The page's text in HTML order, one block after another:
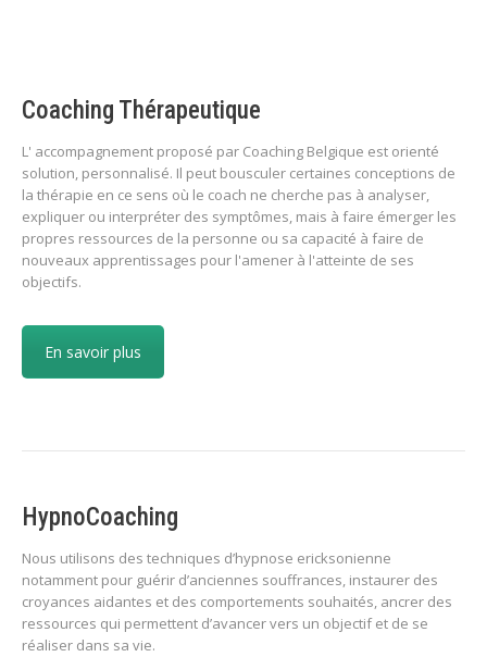
Coaching Thérapeutique
L' accompagnement proposé par Coaching Belgique est orienté
solution, personnalisé. Il peut bousculer certaines conceptions de
la thérapie en ce sens où le coach ne cherche pas à analyser,
expliquer ou interpréter des symptômes, mais à faire émerger les
propres ressources de la personne ou sa capacité à faire de
nouveaux apprentissages pour l'amener à l'atteinte de ses
objectifs.
En savoir plus
HypnoCoaching
Nous utilisons des techniques d’hypnose ericksonienne
notamment pour guérir d’anciennes souffrances, instaurer des
croyances aidantes et des comportements souhaités, ancrer des
ressources qui permettent d’avancer vers un objectif et de se
réaliser dans sa vie.